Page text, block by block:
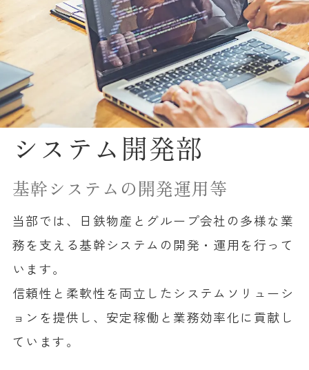
システム開発部
基幹システムの開発運用等
当部では、日鉄物産とグループ会社の多様な業
務を支える基幹システムの開発・運用を行って
います。
信頼性と柔軟性を両立したシステムソリューシ
ョンを提供し、安定稼働と業務効率化に貢献し
ています。